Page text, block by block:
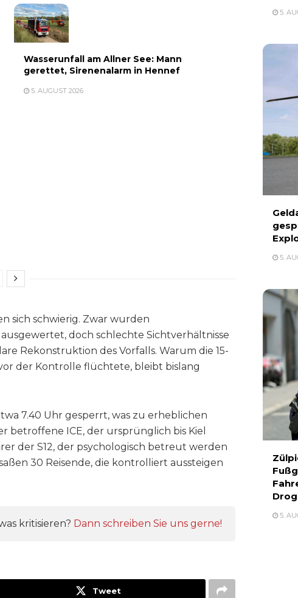
Wasserunfall am Allner See: Mann
gerettet, Sirenenalarm in Hennef
5. AUGUST 2026
sich schwierig. Zwar wurden
doch schlechte Sichtverhältnisse
Rekonstruktion des Vorfalls. Warum die 15-
der Kontrolle flüchtete, bleibt bislang
7.40 Uhr gesperrt, was zu erheblichen
ICE, der ursprünglich bis Kiel
der S12, der psychologisch betreut werden
30 Reisende, die kontrolliert aussteigen
kritisieren? Dann schreiben Sie uns gerne!
Tweet
5.
5.
5.